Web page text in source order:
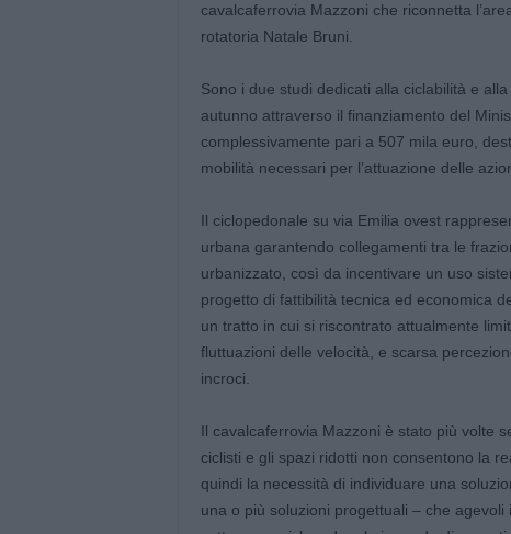
cavalcaferrovia Mazzoni che riconnetta
rotatoria Natale Bruni.
Sono i due studi dedicati alla ciclabilità e
autunno attraverso il finanziamento del
complessivamente pari a 507 mila euro,
mobilità necessari per l’attuazione delle
Il ciclopedonale su via Emilia ovest
urbana garantendo collegamenti tra le
urbanizzato, così da incentivare un uso
progetto di fattibilità tecnica ed economica
un tratto in cui si riscontrato attualmente
fluttuazioni delle velocità, e scarsa
incroci.
Il cavalcaferrovia Mazzoni è stato più volte
ciclisti e gli spazi ridotti non consentono la
quindi la necessità di individuare una
una o più soluzioni progettuali – che